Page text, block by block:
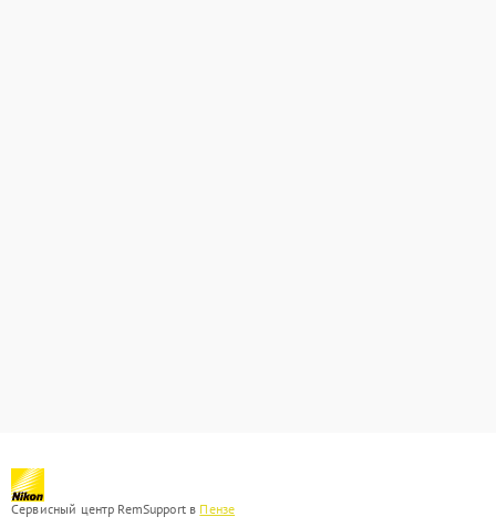
Сервисный центр RemSupport в Пензе